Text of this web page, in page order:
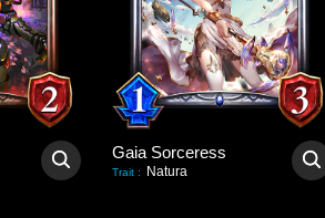
Gaia Sorceress
Trait : Natura